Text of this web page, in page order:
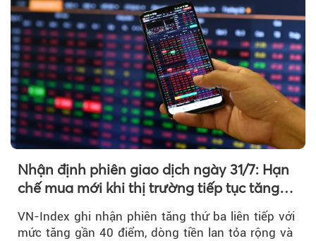
Nhận định phiên giao dịch ngày 31/7: Hạn
chế mua mới khi thị trường tiếp tục tăng
VN-Index ghi nhận phiên tăng thứ ba liên tiếp với
mức tăng gần 40 điểm, dòng tiền lan tỏa rộng và